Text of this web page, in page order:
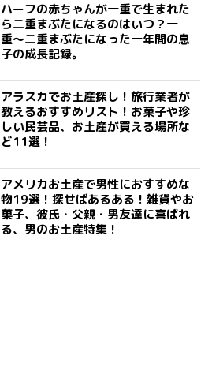
ハーフの赤ちゃんが一重で生まれた
ら二重まぶたになるのはいつ？一
重〜二重まぶたになった一年間の息
子の成長記録。
アラスカでお土産探し！旅行業者が
教えるおすすめリスト！お菓子や珍
しい民芸品、お土産が買える場所な
ど11選！
アメリカお土産で男性におすすめな
物19選！探せばあるある！雑貨やお
菓子、彼氏・父親・男友達に喜ばれ
る、男のお土産特集！